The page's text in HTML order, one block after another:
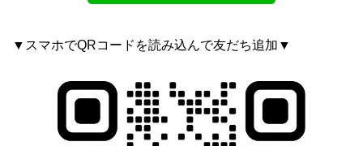
▼スマホでQRコードを読み込んで友だち追加▼